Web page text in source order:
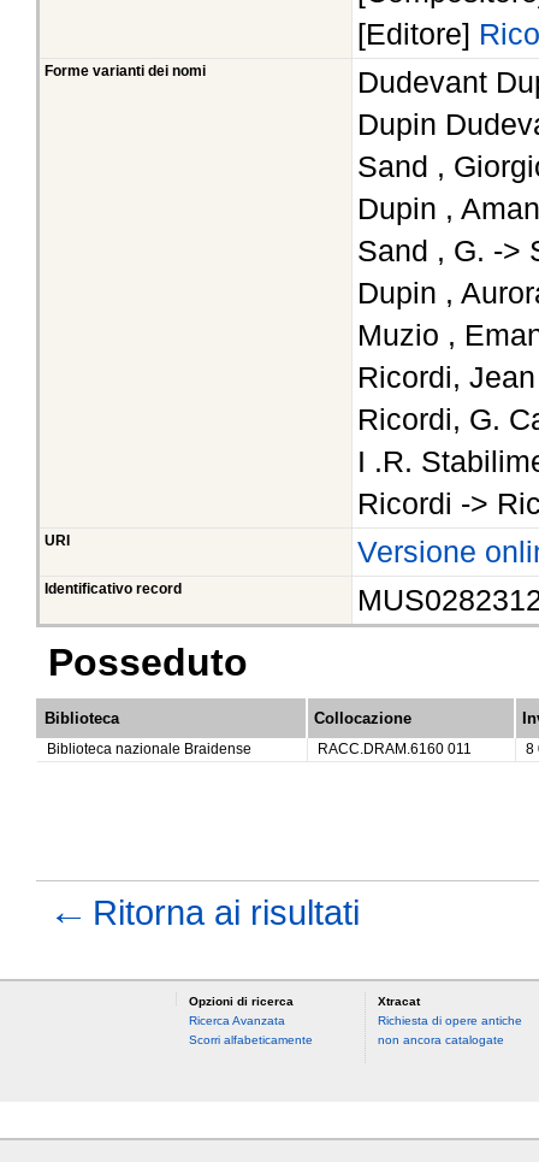
[Editore]
Forme varianti dei nomi
Dudevant
Dupin
Sand ,
Dupin ,
Sand , G. ->
Dupin ,
Muzio ,
Ricordi,
Ricordi, G.
I .R.
Ricordi ->
URI Versione
Identificativo record
Posseduto
Biblioteca Collocazione
Biblioteca nazionale Braidense RACC.DRAM.6160 011 8
← Ritorna ai risultati
Opzioni di ricerca
Ricerca Avanzata
Scorri alfabeticamente
Xtracat
Richiesta di opere antiche
non ancora catalogate